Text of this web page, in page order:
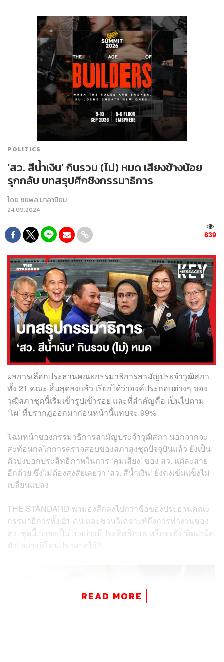
POLITICS
‘สว. สีน้ำเงิน’ กินรวบ (ไม่) หมด เสียงข้างน้อย
รุกกลับ บทสรุปศึกชิงกรรมาธิการ
โดย ชยพล มาลานิยม
24.09.2024
839
ผลการเลือกประธานคณะกรรมาธิการสามัญประจำวุฒิสภา
ทั้ง 21 คณะ สิ้นสุดลงแล้ว เรียกได้ว่าองค์ประกอบต่างๆ ของ
วุฒิสภาชุดนี้เริ่มเข้ารูปเข้ารอย และที่สำคัญคือ เป็นไปตาม
‘โผ’ ที่ปรากฏออกมาก่อนหน้านี้แทบจะ 99%
โฉมหน้าของกรรมาธิการสามัญประจำวุฒิสภา นอกจากจะ
สะท้อนกลไกการตรวจสอบของสภาสูงชุดปัจจุบันแล้ว ยังเป็น
ตัวบ่งบอกประสิทธิภาพในการ ‘คุมเสียง’ ของ สว. แต่ละสาย
อีกด้วย ซึ่งไม่ต้องสงสัยเลยว่า ‘สว. สีน้ำเงิน’ ยังคงเข้มแข็งไม่
เปลี่ยนแปลง
THE STANDARD พามองลึกลงไปกว่าชื่อของประธานคณะ
กรรมาธิการทั้ง 21 คน และชวนวิเคราะห์ถึงการทำงานของ
สว. ชุดนี้ ว่าจะเป็นไปอย่างมีประสิทธิภาพ หรือจะยัง ‘ผิดฝาผิด
ตัว’ อย่างที่โดนปรามาสไว้?
READ MORE